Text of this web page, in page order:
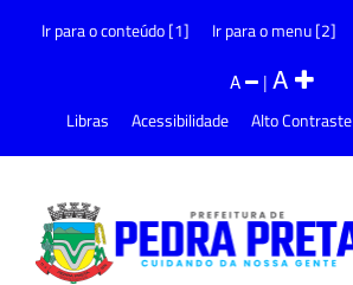
Ir para o conteúdo [1] Ir para o menu [2]
A |A
Libras Acessibilidade Alto Contraste